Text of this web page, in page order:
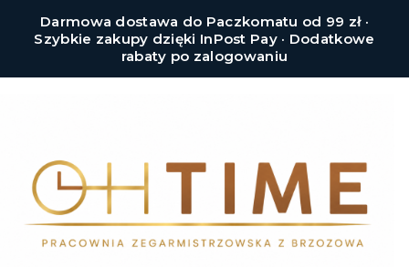
Darmowa dostawa do Paczkomatu od 99 zł ·
Szybkie zakupy dzięki InPost Pay · Dodatkowe
rabaty po zalogowaniu